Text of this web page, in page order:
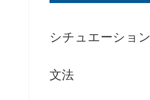
シチュエーション
文法